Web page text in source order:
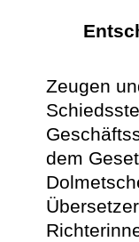
Zeugen
dem